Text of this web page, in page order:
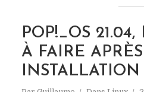
POP!_OS 21.04,
À FAIRE APRÈS
INSTALLATION